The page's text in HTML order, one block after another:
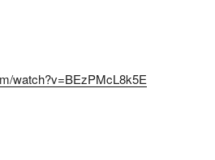
watch?v=BEzPMcL8k5E